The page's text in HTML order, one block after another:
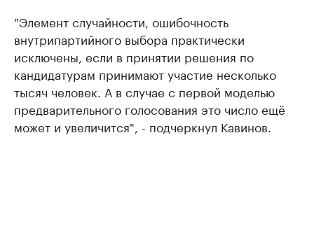
"Элемент случайности, ошибочность
внутрипартийного выбора практически
исключены, если в принятии решения по
кандидатурам принимают участие несколько
тысяч человек. А в случае с первой моделью
предварительного голосования это число ещё
может и увеличится", - подчеркнул Кавинов.